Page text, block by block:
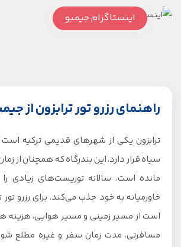
اینستاگرام جیمبو
راهنمای رزرو تور ترابزون از
ترابزون یکی از شهرهای قدیمی ترکیه است
سیاه قرار دارد. این بندرگاه که همچنان از
مانده است، سالانه توریست‌های زیادی را
خاورمیانه به خود جذب می‌کند. برای رزرو تور
است از مسیر زمینی و مسیر هوایی، هزینه
مسافرتی، مدت زمان سفر و غیره مطلع